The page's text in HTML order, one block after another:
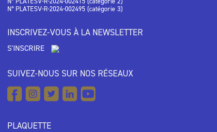
N° PLATESV-R-2024-002495 (catégorie 3)
INSCRIVEZ-VOUS À LA NEWSLETTER
S'INSCRIRE
SUIVEZ-NOUS SUR NOS RÉSEAUX
PLAQUETTE